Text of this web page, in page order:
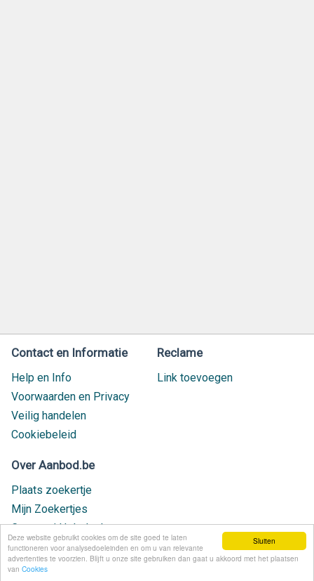
Sluiten
Deze website gebruikt cookies om de site goed te laten
functioneren voor analysedoeleinden en om u van relevante
advertenties te voorzien. Blijft u onze site gebruiken dan gaat u akkoord met het plaatsen
van Cookies
Contact en Informatie
Help en Info
Voorwaarden en Privacy
Veilig handelen
Cookiebeleid
Reclame
Link toevoegen
Over Aanbod.be
Plaats zoekertje
Mijn Zoekertjes
Contact / Helpdesk
Nieuw geplaatst